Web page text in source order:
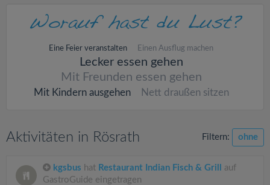
Eine Feier veranstalten Einen Ausflug machen
Lecker essen gehen
Mit Freunden essen gehen
Mit Kindern ausgehen Nett draußen sitzen
Aktivitäten in Rösrath Filtern: ohne
kgsbus hat Restaurant Indian Fisch & Grill
auf
GastroGuide eingetragen